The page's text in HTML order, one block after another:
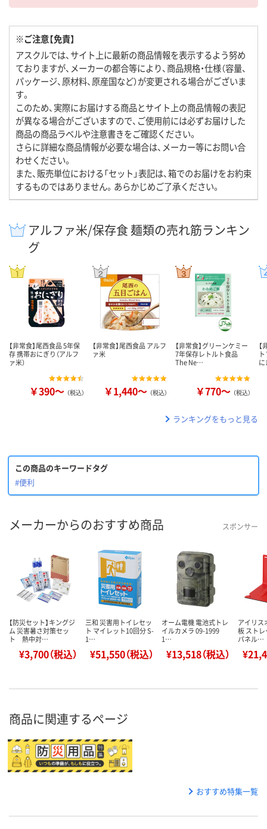
※ご注意【免責】
アスクルでは、サイト上に最新の商品情報を表示するよう努め
ておりますが、メーカーの都合等により、商品規格・仕様（容量、
パッケージ、原材料、原産国など）が変更される場合がございま
す。
このため、実際にお届けする商品とサイト上の商品情報の表記
が異なる場合がございますので、ご使用前には必ずお届けした
商品の商品ラベルや注意書きをご確認ください。
さらに詳細な商品情報が必要な場合は、メーカー等にお問い合
わせください。
また、販売単位における「セット」表記は、箱でのお届けをお約束
するものではありません。あらかじめご了承ください。
アルファ米/保存食 麺類の売れ筋ランキン
グ
【非常食】尾西食品 5年保
存 携帯おにぎり（アルフ
ァ米）
￥390～ （税込）
【非常食】尾西食品 アルフ
ァ米
￥1,440～ （税込）
【非常食】グリーンケミー
7年保存レトルト食品
The Ne…
￥770～ （税込）
ランキングをもっと見る
この商品のキーワードタグ
#便利
メーカーからのおすすめ商品 スポンサー
【防災セット】キングジ
ム 災害暑さ対策セッ
ト 熱中対…
¥3,700（税込）
三和 災害用トイレセッ
ト マイレット10回分 S-
1…
¥51,550（税込）
オーム電機 電池式トレ
イルカメラ 09-1999
1…
¥13,518（税込）
アイリス
板 スト
パネル…
商品に関連するページ
おすすめ特集一覧